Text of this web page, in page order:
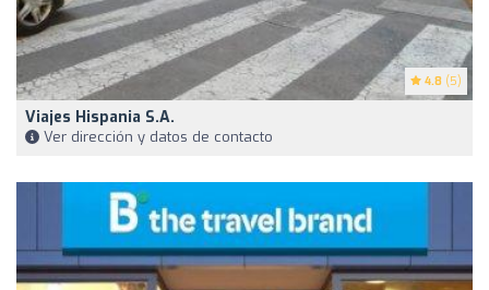
4.8 (5)
Viajes Hispania S.A.
Ver dirección y datos de contacto